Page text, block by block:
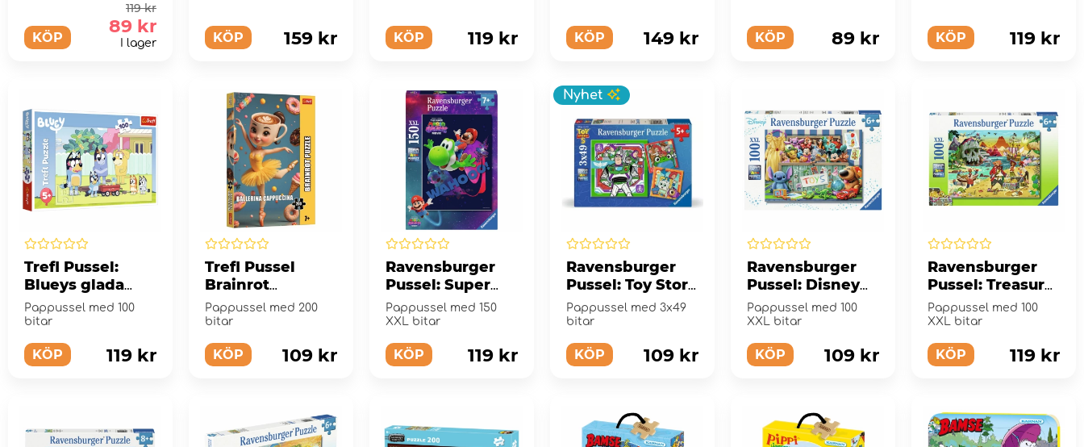
KÖP
119 kr
89 kr
I lager KÖP 159 kr KÖP 119 kr KÖP 149 kr KÖP 89 kr KÖP 119 kr
Trefl Pussel:
Blueys glada
värld 100 Bitar
Pappussel med 100
bitar
KÖP 119 kr
Trefl Pussel
Brainrot
Ballerina
Cappuccina 200
Pappussel med 200
bitar
KÖP 109 kr
Ravensburger
Pussel: Super
Mario Power! 150
XXL Bitar
Pappussel med 150
XXL bitar
KÖP 119 kr
Nyhet
Ravensburger
Pussel: Toy Story
5 On a Mission
3x49 Bitar
Pappussel med 3x49
bitar
KÖP 109 kr
Ravensburger
Pussel: Disney
Pixar
Multicharacter
Pappussel med 100
XXL bitar
KÖP 109 kr
Ravensburger
Pussel: Treasure
100 XXL Bitar
Pappussel med 100
XXL bitar
KÖP 119 kr